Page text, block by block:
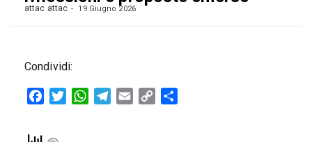
attac attac 19 Giugno 2026
Condividi:
FacebookTwitterWhatsAppTelegram
Email
Copy